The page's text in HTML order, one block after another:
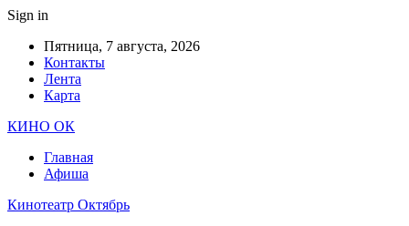
Sign in
Пятница, 7 августа, 2026
Контакты
Лента
Карта
КИНО ОК
Главная
Афиша
Кинотеатр Октябрь